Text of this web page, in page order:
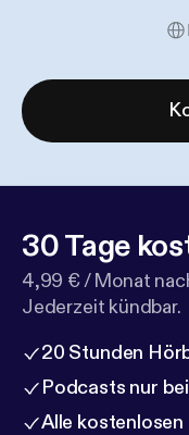
30 Tage
4,99 € / Monat
Jederzeit kündbar.
20 Stunden
Podcasts nur
Alle